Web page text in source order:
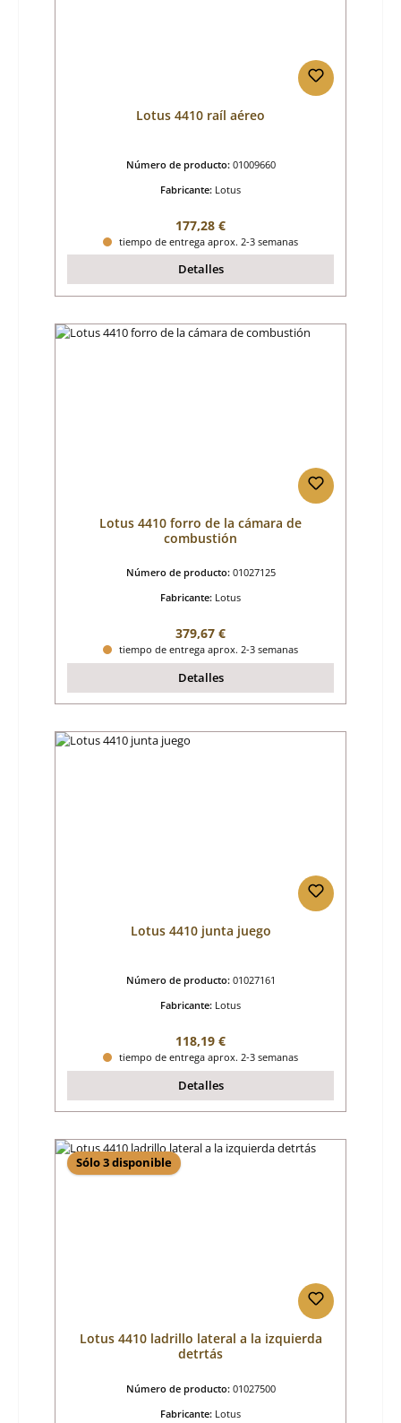
Lotus 4410 raíl aéreo
Número de producto: 01009660
Fabricante: Lotus
Precio normal:
177,28 €
tiempo de entrega aprox. 2-3 semanas
Detalles
Lotus 4410 forro de la cámara de
combustión
Número de producto: 01027125
Fabricante: Lotus
Precio normal:
379,67 €
tiempo de entrega aprox. 2-3 semanas
Detalles
Lotus 4410 junta juego
Número de producto: 01027161
Fabricante: Lotus
Precio normal:
118,19 €
tiempo de entrega aprox. 2-3 semanas
Detalles
Sólo 3 disponible
Lotus 4410 ladrillo lateral a la izquierda
detrtás
Número de producto: 01027500
Fabricante: Lotus